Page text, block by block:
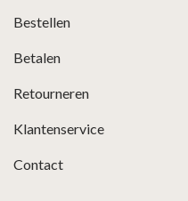
Bestellen
Betalen
Retourneren
Klantenservice
Contact